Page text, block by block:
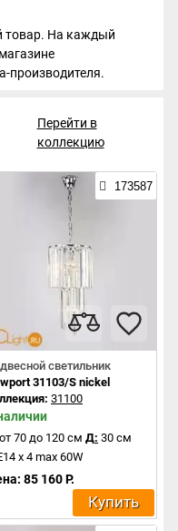
товар. На каждый
производителя.
Перейти в
коллекцию
173587
светильник
31103/S nickel
31100
от 70 до 120 см Д: 30 см
x 4 max 60W
85 160 Р.
Купить